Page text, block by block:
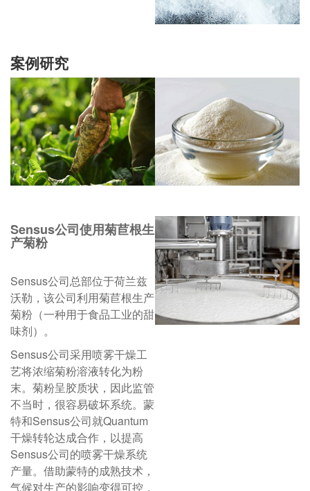
案例研究
Sensus公司使用菊苣根生
产菊粉
Sensus公司总部位于荷兰兹
沃勒，该公司利用菊苣根生产
菊粉（一种用于食品工业的甜
味剂）。
Sensus公司采用喷雾干燥工
艺将浓缩菊粉溶液转化为粉
末。菊粉呈胶质状，因此监管
不当时，很容易破坏系统。蒙
特和Sensus公司就Quantum
干燥转轮达成合作，以提高
Sensus公司的喷雾干燥系统
产量。借助蒙特的成熟技术，
气候对生产的影响变得可控，